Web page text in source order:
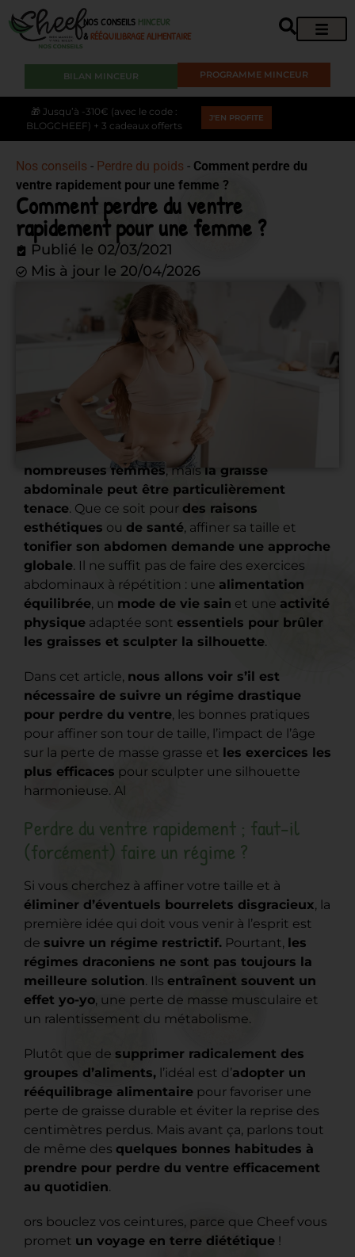
NOS CONSEILS MINCEUR
&RÉÉQUILIBRAGE ALIMENTAIRE
PROGRAMME MINCEUR
BILAN MINCEUR
🎁 Jusqu’à -310€ (avec le code :
BLOGCHEEF) + 3 cadeaux offerts
J'EN PROFITE
Nos conseils - Perdre du poids - Comment perdre du
ventre rapidement pour une femme ?
Comment perdre du ventre
rapidement pour une femme ?
Publié le 02/03/2021
Mis à jour le 20/04/2026
Avoir un ventre plat est un
objectif pour de
nombreuses femmes, mais la graisse
abdominale peut être particulièrement
tenace. Que ce soit pour des raisons
esthétiques ou de santé, affiner sa taille et
tonifier son abdomen demande une approche
globale. Il ne suffit pas de faire des exercices
abdominaux à répétition : une alimentation
équilibrée, un mode de vie sain et une activité
physique adaptée sont essentiels pour brûler
les graisses et sculpter la silhouette.
Dans cet article, nous allons voir s’il est
nécessaire de suivre un régime drastique
pour perdre du ventre, les bonnes pratiques
pour affiner son tour de taille, l’impact de l’âge
sur la perte de masse grasse et les exercices les
plus efficaces pour sculpter une silhouette
harmonieuse. Al
Perdre du ventre rapidement ; faut-il
(forcément) faire un régime ?
Si vous cherchez à affiner votre taille et à
éliminer d’éventuels bourrelets disgracieux, la
première idée qui doit vous venir à l’esprit est
de suivre un régime restrictif. Pourtant, les
régimes draconiens ne sont pas toujours la
meilleure solution. Ils entraînent souvent un
effet yo-yo, une perte de masse musculaire et
un ralentissement du métabolisme.
Plutôt que de supprimer radicalement des
groupes d’aliments, l’idéal est d’adopter un
rééquilibrage alimentaire pour favoriser une
perte de graisse durable et éviter la reprise des
centimètres perdus. Mais avant ça, parlons tout
de même des quelques bonnes habitudes à
prendre pour perdre du ventre efficacement
au quotidien.
ors bouclez vos ceintures, parce que Cheef vous
promet un voyage en terre diététique !